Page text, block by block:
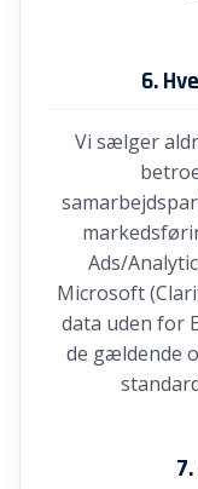
6.
Vi sælger
Ads/
Microsoft
data uden for
de gældende